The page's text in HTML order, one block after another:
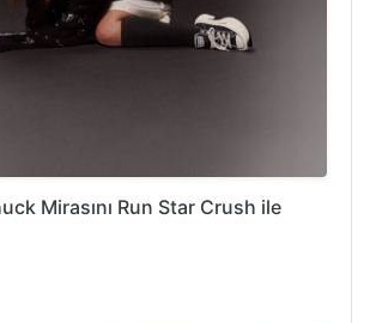
Mirasını Run Star Crush ile